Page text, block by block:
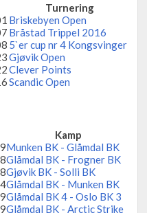
Turnering
Briskebyen Open
Bråstad Trippel 2016
5`er cup nr 4 Kongsvinger
Gjøvik Open
Clever Points
Scandic Open
Kamp
Munken BK - Glåmdal BK
Glåmdal BK - Frogner BK
Gjøvik BK - Solli BK
Glåmdal BK - Munken BK
Glåmdal BK 4 - Oslo BK 3
Glåmdal BK - Arctic Strike